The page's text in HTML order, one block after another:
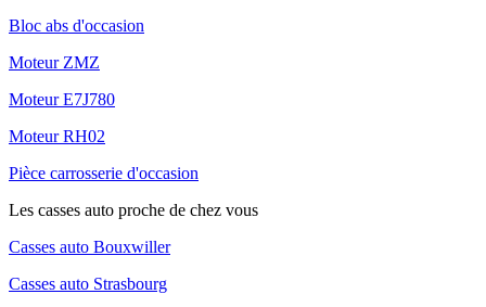
Bloc abs d'occasion
Moteur ZMZ
Moteur E7J780
Moteur RH02
Pièce carrosserie d'occasion
Les casses auto proche de chez vous
Casses auto Bouxwiller
Casses auto Strasbourg